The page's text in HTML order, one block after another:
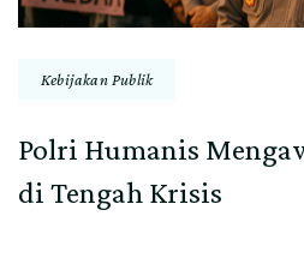
Kebijakan Publik
Polri Humanis
di Tengah Krisis